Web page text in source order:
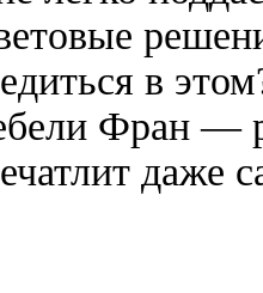
в
Фран —
даже